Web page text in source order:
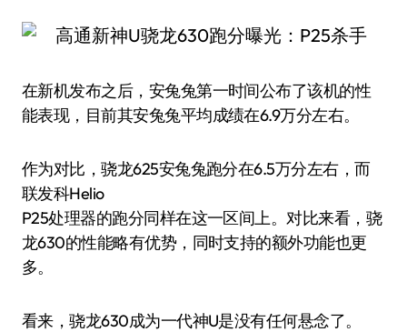
在新机发布之后，安兔兔第一时间公布了该机的性
能表现，目前其安兔兔平均成绩在6.9万分左右。
作为对比，骁龙625安兔兔跑分在6.5万分左右，而
联发科Helio
P25处理器的跑分同样在这一区间上。对比来看，骁
龙630的性能略有优势，同时支持的额外功能也更
多。
看来，骁龙630成为一代神U是没有任何悬念了。